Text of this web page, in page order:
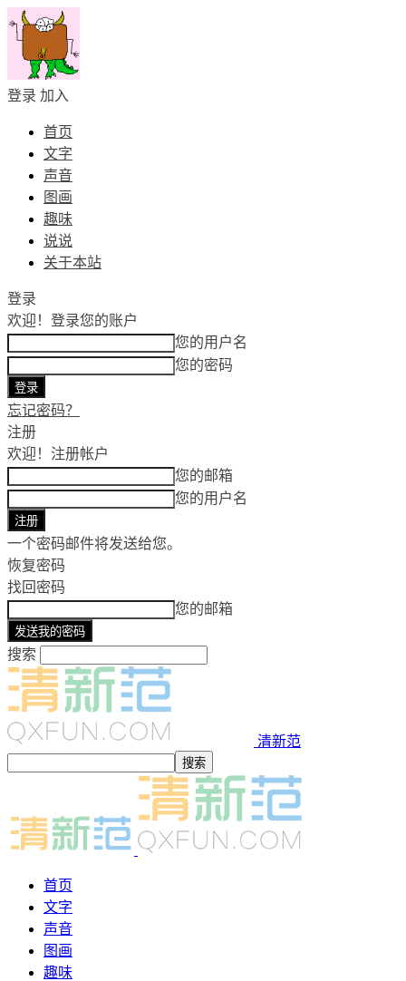
登录 加入
首页
文字
声音
图画
趣味
说说
关于本站
登录
欢迎！ 登录您的账户
您的用户名
您的密码
忘记密码？
注册
欢迎！ 注册帐户
您的邮箱
您的用户名
一个密码邮件将发送给您。
恢复密码
找回密码
您的邮箱
搜索
清新范
首页
文字
声音
图画
趣味